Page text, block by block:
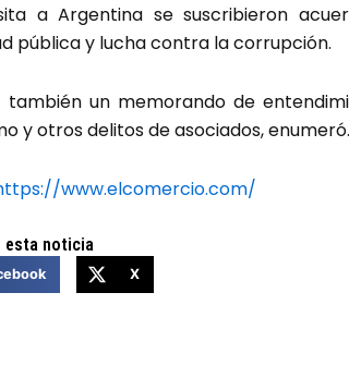
a Argentina se suscribieron
pública y lucha contra la corrupción.
también un memorando de
y otros delitos de asociados, enumeró.
www.elcomercio.com/
esta noticia
X